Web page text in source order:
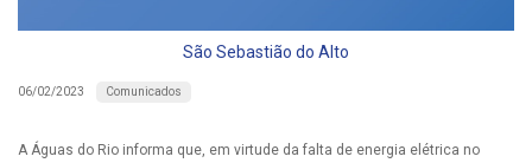
São Sebastião do Alto
06/02/2023 Comunicados
A Águas do Rio informa que, em virtude da falta de energia elétrica no